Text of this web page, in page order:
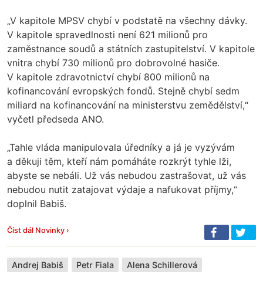
„V kapitole MPSV chybí v podstatě na všechny dávky.
V kapitole spravedlnosti není 621 milionů pro
zaměstnance soudů a státních zastupitelství. V kapitole
vnitra chybí 730 milionů pro dobrovolné hasiče.
V kapitole zdravotnictví chybí 800 milionů na
kofinancování evropských fondů. Stejně chybí sedm
miliard na kofinancování na ministerstvu zemědělství,“
vyčetl předseda ANO.
„Tahle vláda manipulovala úředníky a já je vyzývám
a děkuji těm, kteří nám pomáháte rozkrýt tyhle lži,
abyste se nebáli. Už vás nebudou zastrašovat, už vás
nebudou nutit zatajovat výdaje a nafukovat příjmy,“
doplnil Babiš.
Číst dál Novinky ›
Andrej Babiš Petr Fiala Alena Schillerová